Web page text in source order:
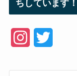
ちしています！